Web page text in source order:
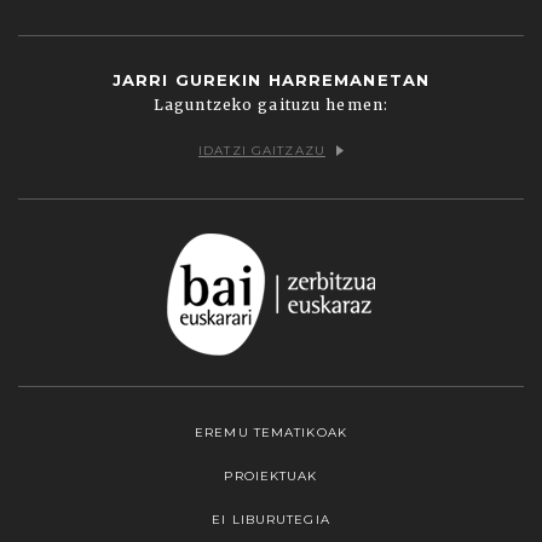
JARRI GUREKIN HARREMANETAN
Laguntzeko gaituzu hemen:
IDATZI GAITZAZU
EREMU TEMATIKOAK
PROIEKTUAK
EI LIBURUTEGIA